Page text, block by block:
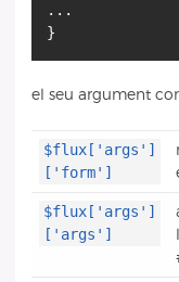
...
el seu argument
$flux['args']
['form']
$flux['args']
['args']